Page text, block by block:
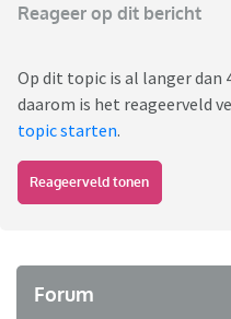
Reageer op dit bericht
Op dit topic is al langer dan
daarom is het reageerveld
topic starten.
Reageerveld tonen
Forum